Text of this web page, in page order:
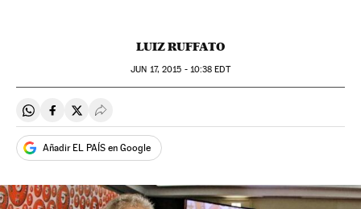
LUIZ RUFFATO
JUN 17, 2015 - 10:38 EDT
Compartir en Whatsapp
Compartir en Facebook
Compartir en Twitter
Desplegar Redes Sociales
Añadir EL PAÍS en Google